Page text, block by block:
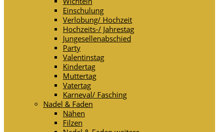
Einschulung
Verlobung/ Hochzeit
Hochzeits-/ Jahrestag
Jungesellenabschied
Party
Valentinstag
Kindertag
Muttertag
Vatertag
Karneval/ Fasching
Nadel & Faden
Nähen
Filzen